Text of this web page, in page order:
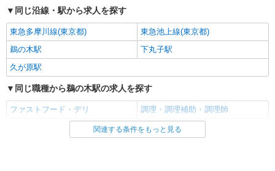
同じ沿線・駅から求人を探す
東急多摩川線(東京都)
東急池上線(東京都)
鵜の木駅
下丸子駅
久が原駅
同じ職種から鵜の木駅の求人を探す
ファストフード・デリ 調理・調理補助・調理師
同じ雇用形態から鵜の木駅の求人を探す
関連する条件をもっと見る